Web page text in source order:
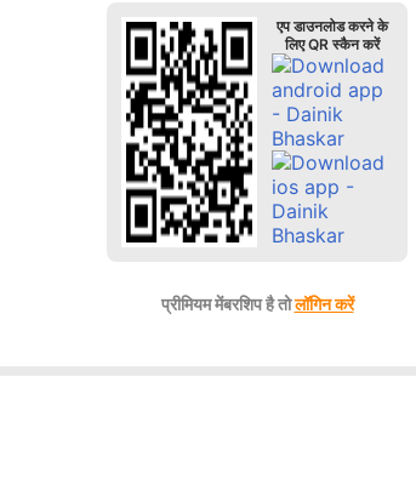
एप डाउनलोड करने के
लिए QR स्कैन करें
प्रीमियम मेंबरशिप है तोलॉगिन करें